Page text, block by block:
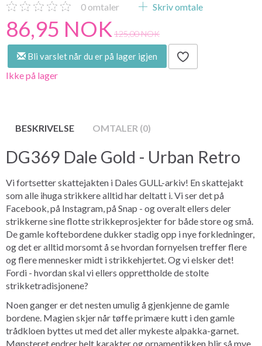
0 omtaler Skriv omtale
86,95 NOK 125,00 NOK
Bli varslet når du er på lager igjen
Ikke på lager
BESKRIVELSE OMTALER (0)
DG369 Dale Gold - Urban Retro
Vi fortsetter skattejakten i Dales GULL-arkiv! En skattejakt
som alle ihuga strikkere alltid har deltatt i. Vi ser det på
Facebook, på Instagram, på Snap - og overalt ellers deler
strikkerne sine flotte strikkeprosjekter for både store og små.
De gamle koftebordene dukker stadig opp i nye forkledninger,
og det er alltid morsomt å se hvordan fornyelsen treffer flere
og flere mennesker midt i strikkehjertet. Og vi elsker det!
Fordi - hvordan skal vi ellers opprettholde de stolte
strikketradisjonene?
Noen ganger er det nesten umulig å gjenkjenne de gamle
bordene. Magien skjer når tøffe primære kutt i den gamle
trådkloen byttes ut med det aller mykeste alpakka-garnet.
Mønsteret endrer helt karakter og ornamentikken blir så mye